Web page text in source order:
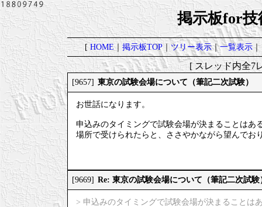
掲示板for技
[HOME｜掲示板TOP｜ツリー表示｜一覧表示｜
[ スレッド内全
[9657] 東京の試験会場について（筆記二次試験）
お世話になります。
申込みのタイミングで試験会場が決まることはあ
場所で受けられたらと、ささやかながら望んでお
[9669] Re: 東京の試験会場について（筆記二次試験
> 申込みのタイミングで試験会場が決まることは